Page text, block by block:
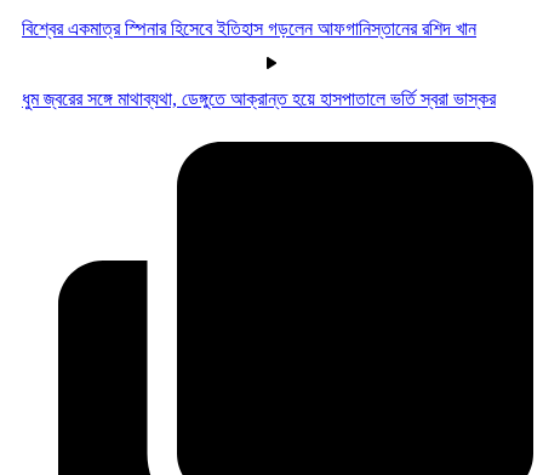
বিশ্বের একমাত্র স্পিনার হিসেবে ইতিহাস গড়লেন আফগানিস্তানের রশিদ খান
ধুম জ্বরের সঙ্গে মাথাব্যথা, ডেঙ্গুতে আক্রান্ত হয়ে হাসপাতালে ভর্তি স্বরা ভাস্কর